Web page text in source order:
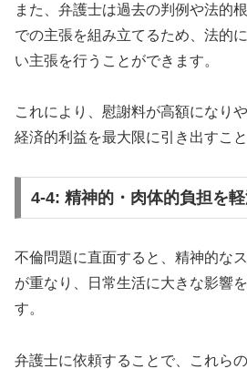
また、弁護士は過去の判例や法的
での主張を組み立てるため、法的
い主張を行うことができます。
これにより、慰謝料が高額になり
経済的利益を最大限に引き出すこと
4-4: 精神的・肉体的負担を
不倫問題に直面すると、精神的な
が重なり、日常生活に大きな影響
す。
弁護士に依頼することで、これら